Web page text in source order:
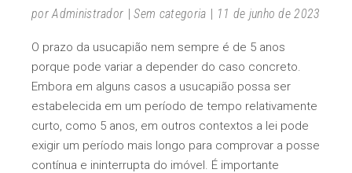
porAdministrador Sem categoria 11 de junho de 2023
O prazo da usucapião nem sempre é de 5 anos
porque pode variar a depender do caso concreto.
Embora em alguns casos a usucapião possa ser
estabelecida em um período de tempo relativamente
curto, como 5 anos, em outros contextos a lei pode
exigir um período mais longo para comprovar a posse
contínua e ininterrupta do imóvel. É importante